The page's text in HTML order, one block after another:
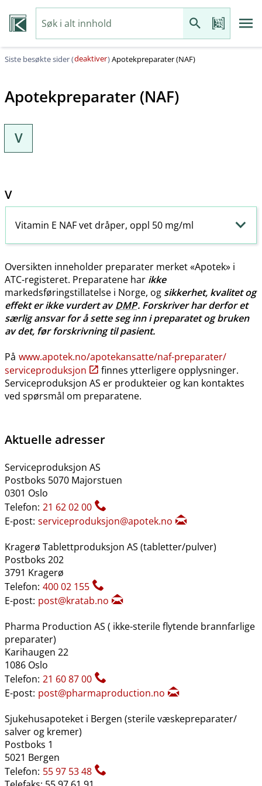
Siste besøkte sider (deaktiver)Apotekpreparater (NAF)
Apotekpreparater (NAF)
V
V
Vitamin E NAF vet dråper, oppl 50 mg/ml
Oversikten inneholder preparater merket «Apotek» i
ATC-registeret. Preparatene har ikke
markedsføringstillatelse i Norge, og sikkerhet, kvalitet og
effekt er ikke vurdert avDMP. Forskriver har derfor et
særlig ansvar for å sette seg inn i preparatet og bruken
av det, før forskrivning til pasient.
På www.apotek.no​/​apotekansatte​/​naf-preparater​/​
serviceproduksjon
finnes ytterligere opplysninger.
Serviceproduksjon AS er produkteier og kan kontaktes
ved spørsmål om preparatene.
Aktuelle adresser
Serviceproduksjon AS
Postboks 5070 Majorstuen
0301 Oslo
Telefon: 21 62 02 00
E-post: serviceproduksjon@apotek.no
Kragerø Tablettproduksjon AS (tabletter​/​pulver)
Postboks 202
3791 Kragerø
Telefon: 400 02 155
E-post: post@kratab.no
Pharma Production AS ( ikke-sterile flytende brannfarlige
preparater)
Karihaugen 22
1086 Oslo
Telefon: 21 60 87 00
E-post: post@pharmaproduction.no
Sjukehusapoteket i Bergen (sterile væskepreparater​/​
salver og kremer)
Postboks 1
5021 Bergen
Telefon: 55 97 53 48